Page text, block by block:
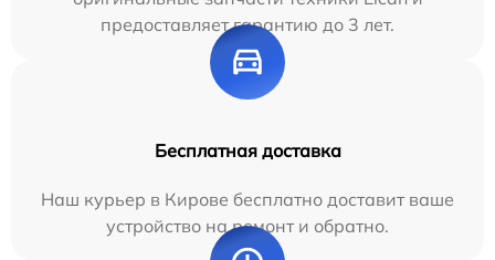
предоставляет гарантию до 3 лет.
Бесплатная доставка
Наш курьер в Кирове бесплатно доставит ваше
устройство на ремонт и обратно.